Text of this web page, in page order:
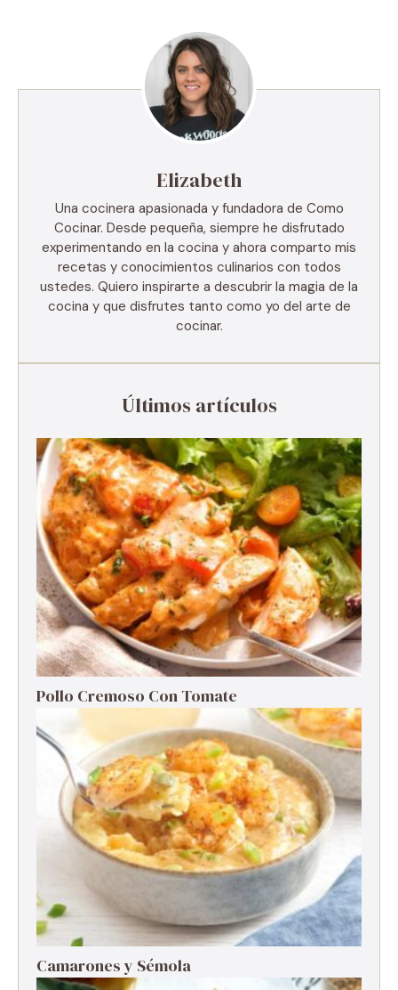
Elizabeth
Una cocinera apasionada y fundadora de Como
Cocinar. Desde pequeña, siempre he disfrutado
experimentando en la cocina y ahora comparto mis
recetas y conocimientos culinarios con todos
ustedes. Quiero inspirarte a descubrir la magia de la
cocina y que disfrutes tanto como yo del arte de
cocinar.
Últimos artículos
Pollo Cremoso Con Tomate
Camarones y Sémola